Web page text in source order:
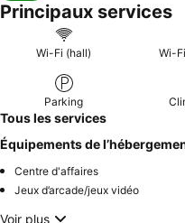
Principaux services
Wi-Fi (hall) Wi-
Parking
Tous les services
Équipements de
Centre d'affaires
Jeux d’arcade/jeux vidéo
Voir plus